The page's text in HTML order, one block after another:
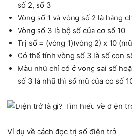
số 2, số 3
Vòng số 1 và vòng số 2 là hàng
Vòng số 3 là bộ số của cơ số 10
Trị số = (vòng 1)(vòng 2) x 10
Có thể tính vòng số 3 là số con
Màu nhũ chỉ có ở vong sai số
số 3 là nhũ thì số mũ của cơ số
Ví dụ về cách đọc trị số điện trở